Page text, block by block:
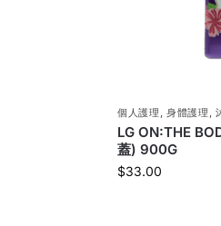
個人護理 ,身體護理 ,
LG ON:THE
蓋) 900G
$33.00